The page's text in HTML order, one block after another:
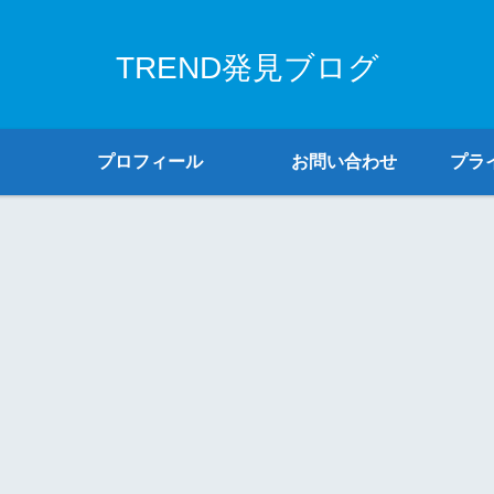
TREND発見ブログ
プロフィール お問い合わせ プラ